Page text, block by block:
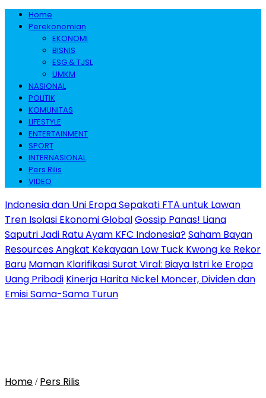
Home
Perekonomian
EKONOMI
BISNIS
ESG & TJSL
UMKM
NASIONAL
POLITIK
KOMUNITAS
LIFESTYLE
ENTERTAINMENT
SPORT
INTERNASIONAL
Pers Rilis
VIDEO
Indonesia dan Uni Eropa Sepakati FTA untuk Lawan
Tren Isolasi Ekonomi GlobalGossip Panas! Liana
Saputri Jadi Ratu Ayam KFC Indonesia?Saham Bayan
Resources Angkat Kekayaan Low Tuck Kwong ke Rekor
Baru Maman Klarifikasi Surat Viral: Biaya Istri ke Eropa
Uang Pribadi Kinerja Harita Nickel Moncer, Dividen dan
Emisi Sama-Sama Turun
Home / Pers Rilis